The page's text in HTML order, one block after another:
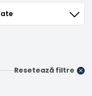
Resetează filtre